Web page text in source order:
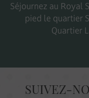
Séjournez au Royal
pied le quartier
Quartier
SUIVEZ-